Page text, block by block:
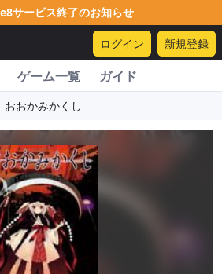
サービス終了のお知らせ
ログイン 新規登録
ゲーム一覧 ガイド
おおかみかくし